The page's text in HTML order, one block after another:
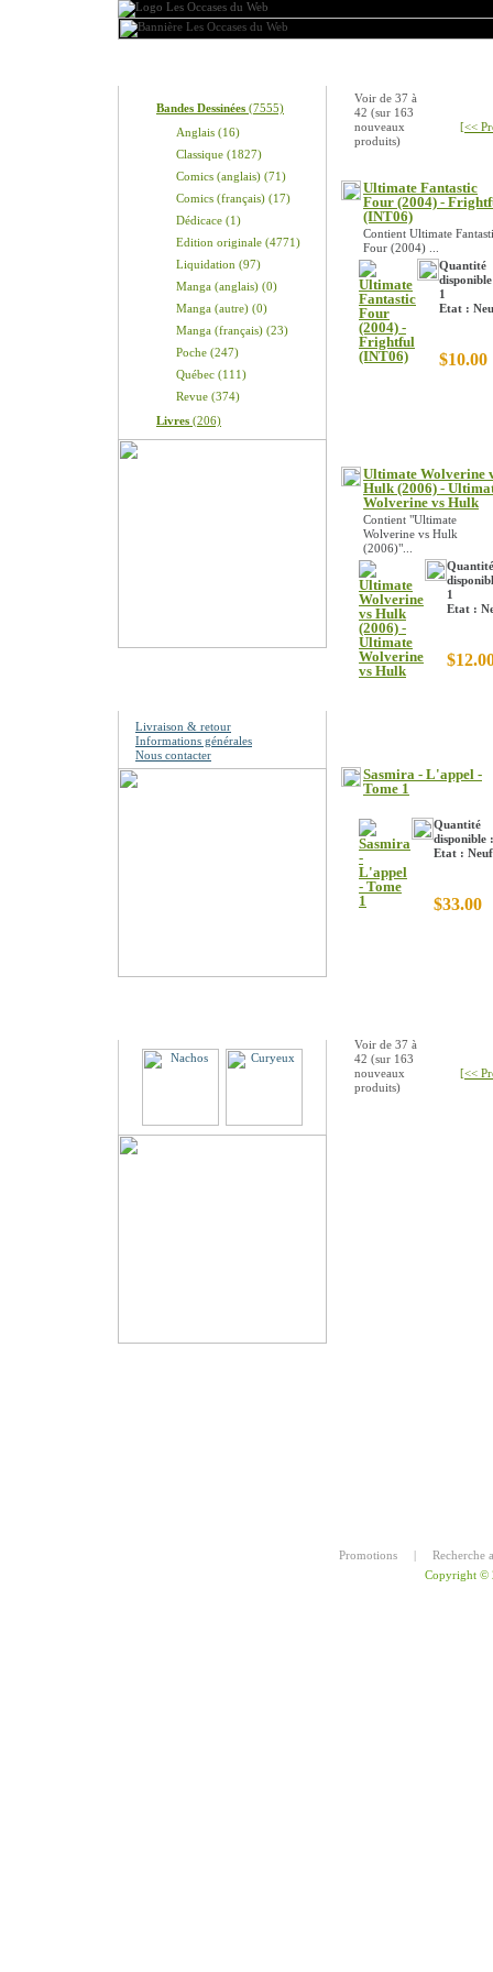
Bandes Dessinées (7555)
Anglais (16)
Classique (1827)
Comics (anglais) (71)
Comics (français) (17)
Dédicace (1)
Edition originale (4771)
Liquidation (97)
Manga (anglais) (0)
Manga (autre) (0)
Manga (français) (23)
Poche (247)
Québec (111)
Revue (374)
Livres (206)
Livraison & retour
Informations générales
Nous contacter
Voir de 37 à
42 (sur 163
nouveaux
produits)
[<<
Ultimate Fantastic
Four (2004) -
(INT06)
Contient Ultimate
Four (2004) ...
Quantité
1
Etat :
$10.00
Ultimate Wolverine
Hulk (2006) -
Wolverine vs Hulk
Contient "Ultimate
Wolverine vs Hulk
(2006)"...
Quantité
1
Etat :
Sasmira - L'appel -
Tome 1
Quantité
disponible
Etat : Neuf
$33.00
Voir de 37 à
42 (sur 163
nouveaux
produits)
[<<
Promotions |
Recherche
Copyright ©